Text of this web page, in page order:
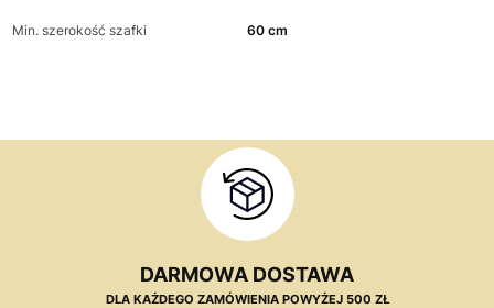
Min. szerokość szafki 60 cm
DARMOWA DOSTAWA
DLA KAŻDEGO ZAMÓWIENIA POWYŻEJ 500 ZŁ